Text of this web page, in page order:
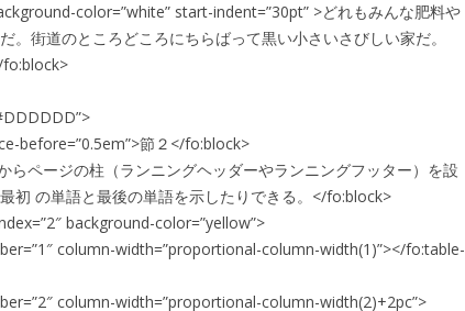
color=”white” start-indent=”30pt” >どれもみんな肥料や
。街道のところどころにちらばって黒い小さいさびしい家だ。
fo:block>
before=”0.5em”>節２</fo:block>
らページの柱（ランニングヘッダーやランニングフッター）を設
初 の単語と最後の単語を示したりできる。</fo:block>
background-color=”yellow”>
column-width=”proportional-column-width(1)”></fo:table-
column-width=”proportional-column-width(2)+2pc”>